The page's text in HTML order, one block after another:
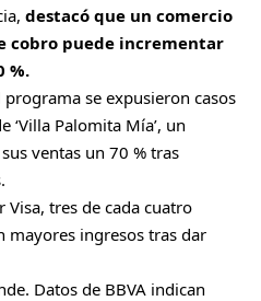
destacó que un comercio
cobro puede incrementar
%.
se expusieron casos
Palomita Mía’, un
ventas un 70 % tras
tres de cada cuatro
mayores ingresos tras dar
Datos de BBVA indican